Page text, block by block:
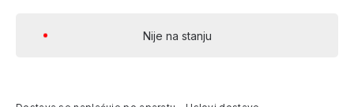
Nije na stanju